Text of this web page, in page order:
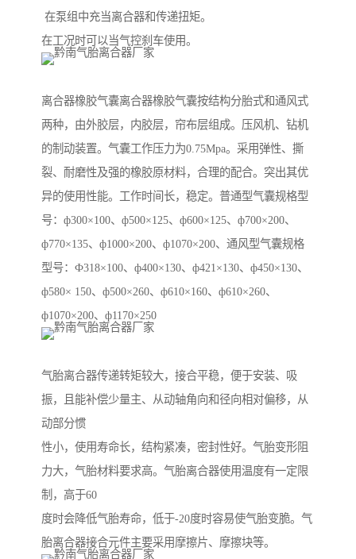
在泵组中充当离合器和传递扭矩。
在工况时可以当气控刹车使用。
离合器橡胶气囊离合器橡胶气囊按结构分胎式和通风式
两种，由外胶层，内胶层，帘布层组成。压风机、钻机
的制动装置。气囊工作压力为0.75Mpa。采用弹性、撕
裂、耐磨性及强的橡胶原材料，合理的配合。突出其优
异的使用性能。工作时间长，稳定。普通型气囊规格型
号：ф300×100、ф500×125、ф600×125、ф700×200、
ф770×135、ф1000×200、ф1070×200、通风型气囊规格
型号：Ф318×100、ф400×130、ф421×130、ф450×130、
ф580× 150、ф500×260、ф610×160、ф610×260、
ф1070×200、ф1170×250
气胎离合器传递转矩较大，接合平稳，便于安装、吸
振，且能补偿少量主、从动轴角向和径向相对偏移，从
动部分惯
性小，使用寿命长，结构紧凑，密封性好。气胎变形阻
力大，气胎材料要求高。气胎离合器使用温度有一定限
制，高于60
度时会降低气胎寿命，低于-20度时容易使气胎变脆。气
胎离合器接合元件主要采用摩擦片、摩擦块等。